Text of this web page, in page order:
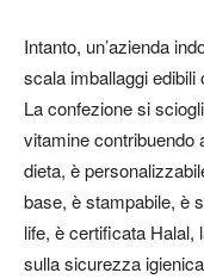
Intanto, un’azienda
scala imballaggi edibili
La confezione si
vitamine contribuendo
dieta, è
base, è stampabile, è
life, è certificata Halal,
sulla sicurezza